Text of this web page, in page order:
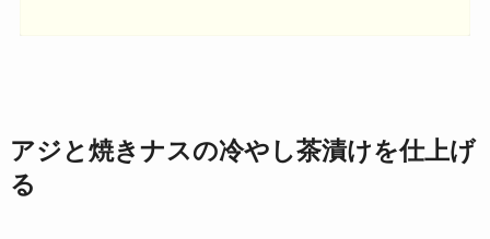
アジと焼きナスの冷やし茶漬けを仕上げ
る